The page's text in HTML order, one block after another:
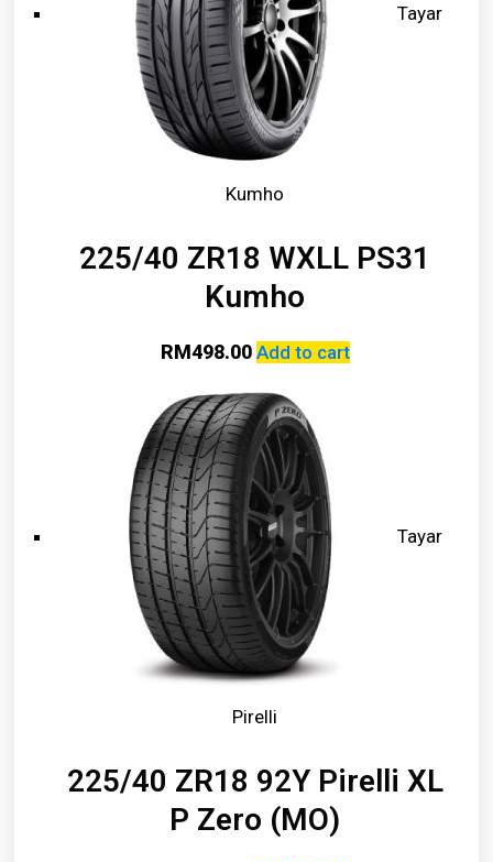
Tayar
Kumho
225/40 ZR18 WXLL PS31
Kumho
RM498.00 Add to cart
Tayar
Pirelli
225/40 ZR18 92Y Pirelli XL
P Zero (MO)